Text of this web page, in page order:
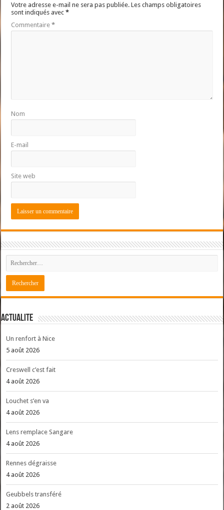
Votre adresse e-mail ne sera pas publiée. Les champs obligatoires
sont indiqués avec*
Commentaire*
Nom
E-mail
Site web
ACTUALITE
Un renfort à Nice
5 août 2026
Creswell c’est fait
4 août 2026
Louchet s’en va
4 août 2026
Lens remplace Sangare
4 août 2026
Rennes dégraisse
4 août 2026
Geubbels transféré
2 août 2026